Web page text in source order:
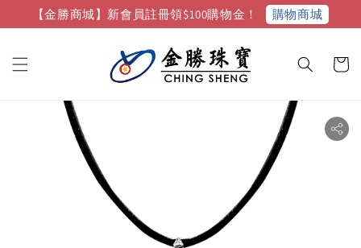
【金勝商城】新會員註冊領$100購物金！ 購物商城